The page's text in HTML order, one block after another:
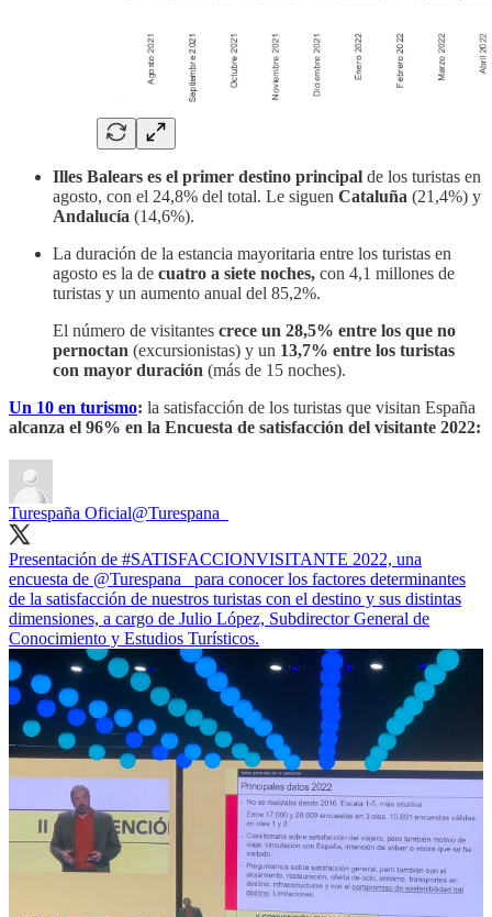
Illes Balears es el primer destino principal de los turistas en
agosto, con el 24,8% del total. Le siguen Cataluña (21,4%) y
Andalucía (14,6%).
La duración de la estancia mayoritaria entre los turistas en
agosto es la de cuatro a siete noches, con 4,1 millones de
turistas y un aumento anual del 85,2%.
El número de visitantes crece un 28,5% entre los que no
pernoctan (excursionistas) y un 13,7% entre los turistas
con mayor duración (más de 15 noches).
Un 10 en turismo: la satisfacción de los turistas que visitan España
alcanza el 96% en la Encuesta de satisfacción del visitante 2022:
Turespaña Oficial@Turespana_
Presentación de #SATISFACCIONVISITANTE 2022, una
encuesta de @Turespana_
para conocer los factores determinantes
de la satisfacción de nuestros turistas con el destino y sus distintas
dimensiones, a cargo de Julio López, Subdirector General de
Conocimiento y Estudios Turísticos.